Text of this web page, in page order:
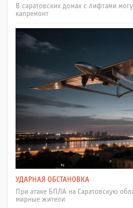
В саратовских домах с лифтами
капремонт
УДАРНАЯ ОБСТАНОВКА
При атаке БПЛА на Саратовскую
мирные жители